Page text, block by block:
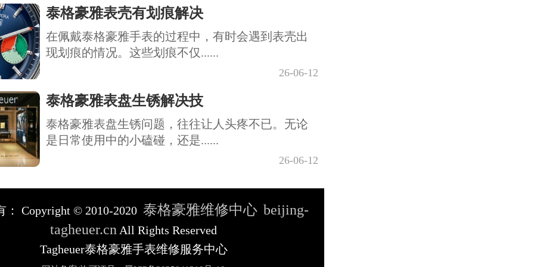
泰格豪雅表壳有划痕解决
在佩戴泰格豪雅手表的过程中，有时会遇到表壳出
现划痕的情况。这些划痕不仅......
26-06-12
泰格豪雅表盘生锈解决技
泰格豪雅表盘生锈问题，往往让人头疼不已。无论
是日常使用中的小磕碰，还是......
26-06-12
： Copyright © 2010-2020 泰格豪雅维修中心 beijing-
tagheuer.cn All Rights Reserved
Tagheuer泰格豪雅手表维修服务中心